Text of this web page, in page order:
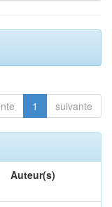
1 suivante
Auteur(s)